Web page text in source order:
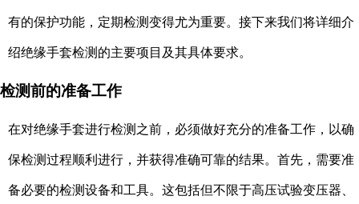
有的保护功能，定期检测变得尤为重要。接下来我们将详细介
绍绝缘手套检测的主要项目及其具体要求。
检测前的准备工作
在对绝缘手套进行检测之前，必须做好充分的准备工作，以确
保检测过程顺利进行，并获得准确可靠的结果。首先，需要准
备必要的检测设备和工具。这包括但不限于高压试验变压器、